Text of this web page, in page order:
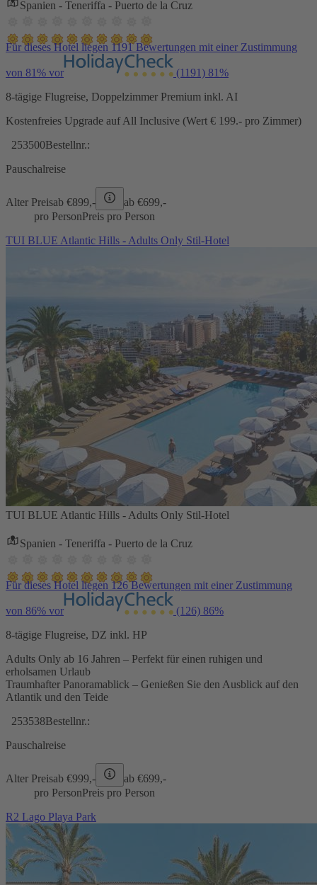
Spanien - Teneriffa - Puerto de la Cruz
Für dieses Hotel liegen 1191 Bewertungen mit einer Zustimmung
von 81% vor (1191) 81%
8-tägige Flugreise, Doppelzimmer Premium inkl. AI
Kostenfreies Upgrade auf All Inclusive (Wert € 199.- pro Zimmer)
253500Bestellnr.:
Pauschalreise
Alter Preisab €899,- ab €699,-
pro PersonPreis pro Person
TUI BLUE Atlantic Hills - Adults Only Stil-Hotel
TUI BLUE Atlantic Hills - Adults Only Stil-Hotel
Spanien - Teneriffa - Puerto de la Cruz
Für dieses Hotel liegen 126 Bewertungen mit einer Zustimmung
von 86% vor (126) 86%
8-tägige Flugreise, DZ inkl. HP
Adults Only ab 16 Jahren – Perfekt für einen ruhigen und
erholsamen Urlaub
Traumhafter Panoramablick – Genießen Sie den Ausblick auf den
Atlantik und den Teide
253538Bestellnr.:
Pauschalreise
Alter Preisab €999,- ab €699,-
pro PersonPreis pro Person
R2 Lago Playa Park